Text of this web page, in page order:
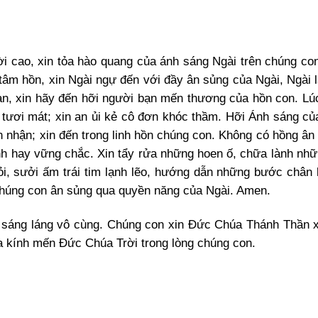
xin tỏa hào quang của ánh sáng Ngài trên chúng
hồn, xin Ngài ngự đến với đầy ân sủng của Ngài, Ngài
xin hãy đến hỡi người bạn mến thương của hồn con.
mát; xin an ủi kẻ cô đơn khóc thầm. Hỡi Ánh sáng
xin đến trong linh hồn chúng con. Không có hồng ân
hay vững chắc. Xin tẩy rửa những hoen ố, chữa lành
sưởi ấm trái tim lạnh lẽo, hướng dẫn những bước chân
con ân sủng qua quyền năng của Ngài. Amen.
láng vô cùng. Chúng con xin Đức Chúa Thánh Thần
mến Đức Chúa Trời trong lòng chúng con.